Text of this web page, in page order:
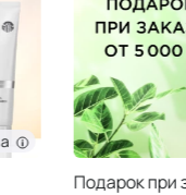
Подарок при